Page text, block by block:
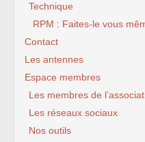
Technique
RPM : Faites-le vous
Contact
Les antennes
Espace membres
Les membres de
Les réseaux sociaux
Nos outils